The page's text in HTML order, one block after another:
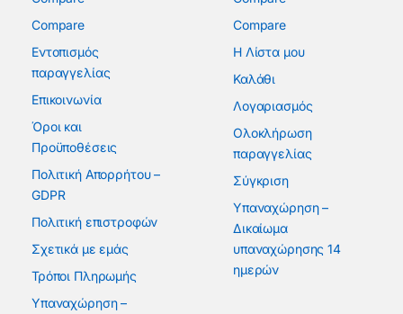
Compare
Εντοπισμός
παραγγελίας
Επικοινωνία
Όροι και
Προϋποθέσεις
Πολιτική Απορρήτου –
GDPR
Πολιτική επιστροφών
Σχετικά με εμάς
Τρόποι Πληρωμής
Υπαναχώρηση –
Compare
Η Λίστα μου
Καλάθι
Λογαριασμός
Ολοκλήρωση
παραγγελίας
Σύγκριση
Υπαναχώρηση –
Δικαίωμα
υπαναχώρησης 14
ημερών